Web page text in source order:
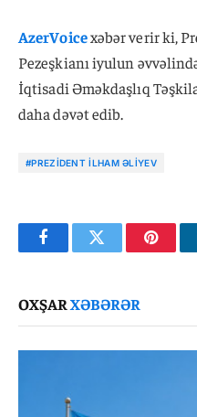
AzerVoicexəbər verir ki,
Pezeşkianı iyulun
İqtisadi Əməkdaşlıq
daha dəvət edib.
#PREZIDENT İLHAM ƏLIYEV
FacebookTwitter
OXŞARXƏBƏRƏR